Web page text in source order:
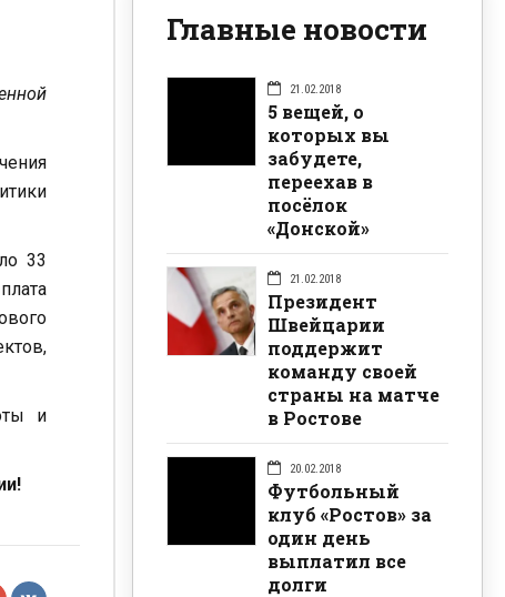
33
и
Главные новости
21.02.2018
5 вещей, о
которых вы
забудете,
переехав в
посёлок
«Донской»
21.02.2018
Президент
Швейцарии
поддержит
команду своей
страны на матче
в Ростове
20.02.2018
Футбольный
клуб «Ростов» за
один день
выплатил все
долги